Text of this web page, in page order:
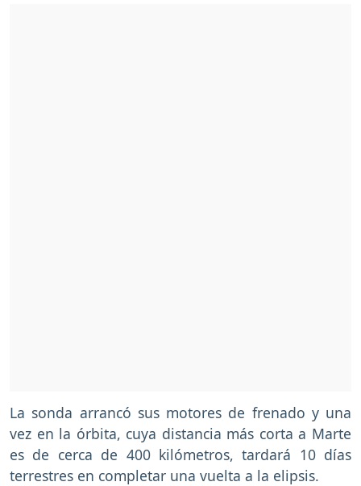
La sonda arrancó sus motores de frenado y una
vez en la órbita, cuya distancia más corta a Marte
es de cerca de 400 kilómetros, tardará 10 días
terrestres en completar una vuelta a la elipsis.